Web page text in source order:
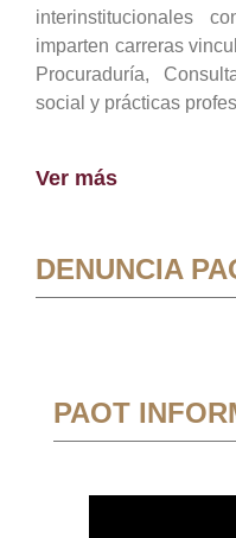
interinstitucionales
imparten carreras
Procuraduría,
social y prácticas
Ver más
DENUNCIA
PAOT